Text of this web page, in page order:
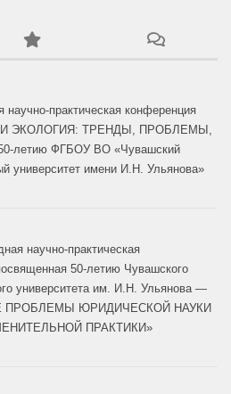
2015 / #2
научно-практическая конференция
ЭКОЛОГИЯ: ТРЕНДЫ, ПРОБЛЕМЫ,
летию ФГБОУ ВО «Чувашский
университет имени И.Н. Ульянова»
научно-практическая
50-летию Чувашского
университета им. И.Н. Ульянова —
ПРОБЛЕМЫ ЮРИДИЧЕСКОЙ НАУКИ
ПРАКТИКИ»